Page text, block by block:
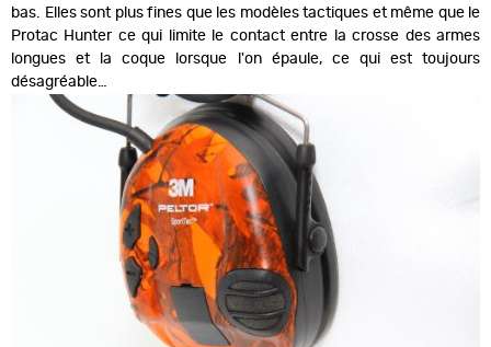
bas. Elles sont plus fines que les modèles tactiques et même que le
Protac Hunter ce qui limite le contact entre la crosse des armes
longues et la coque lorsque l'on épaule, ce qui est toujours
désagréable…